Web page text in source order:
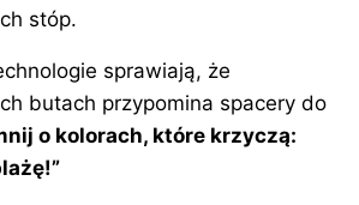
stóp.
sprawiają, że
butach przypomina spacery do
o kolorach, które krzyczą: